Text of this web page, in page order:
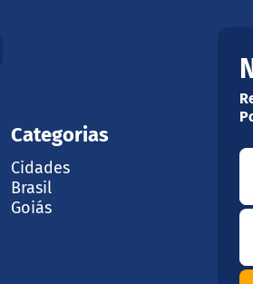
Categorias
Cidades
Brasil
Goiás